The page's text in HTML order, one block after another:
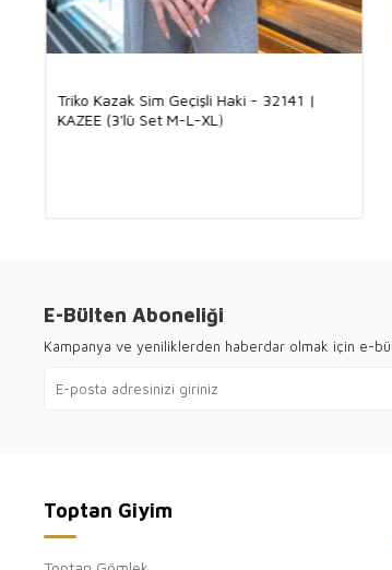
Triko Kazak Sim Geçişli Haki - 32141 |
KAZEE (3'lü Set M-L-XL)
E-Bülten Aboneliği
Kampanya ve yeniliklerden haberdar olmak için e-
Toptan Giyim